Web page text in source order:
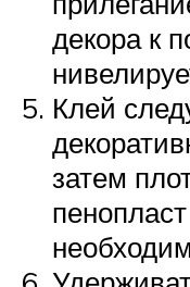
декора к
Клей
затем